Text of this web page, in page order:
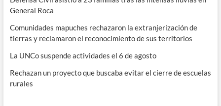
General Roca
Comunidades mapuches rechazaron la extranjerización de
tierras y reclamaron el reconocimiento de sus territorios
La UNCo suspende actividades el 6 de agosto
Rechazan un proyecto que buscaba evitar el cierre de escuelas
rurales